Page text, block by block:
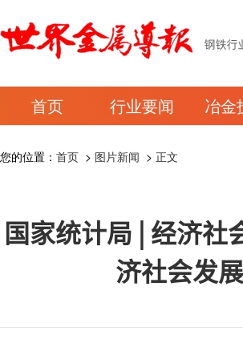
首页 行业要闻 冶金
您的位置： 首页 > 图片新闻 > 正文
国家统计局 | 经济
济社会发